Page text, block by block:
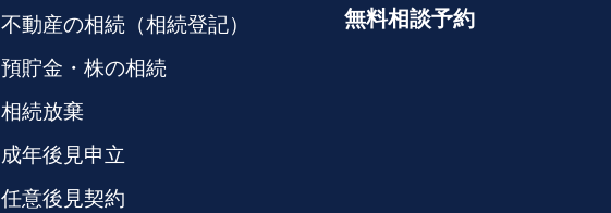
不動産の相続（相続登記）
預貯金・株の相続
相続放棄
成年後見申立
任意後見契約
無料相談予約